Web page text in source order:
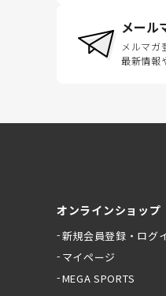
メール
メルマガ
最新情報
オンラインショップ
新規会員登録・ログ
マイページ
MEGA SPORTS